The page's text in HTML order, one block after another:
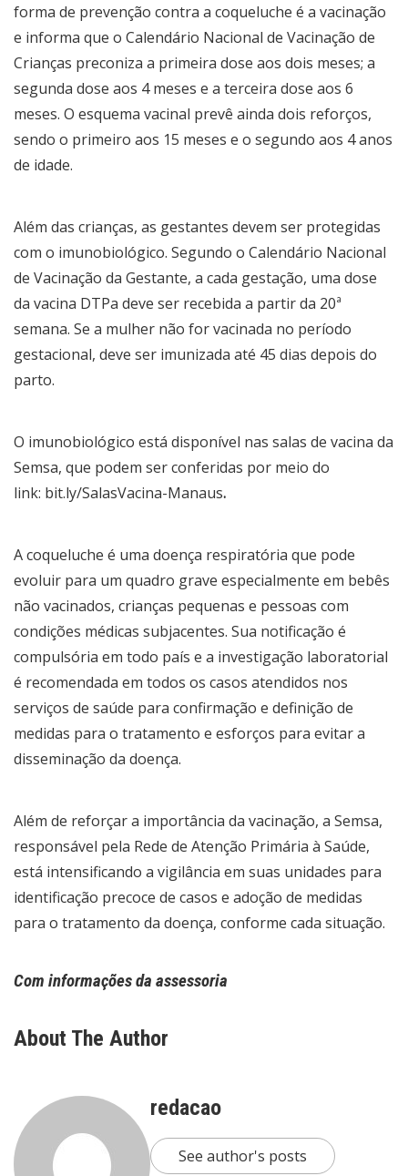
forma de prevenção contra a coqueluche é a vacinação
e informa que o Calendário Nacional de Vacinação de
Crianças preconiza a primeira dose aos dois meses; a
segunda dose aos 4 meses e a terceira dose aos 6
meses. O esquema vacinal prevê ainda dois reforços,
sendo o primeiro aos 15 meses e o segundo aos 4 anos
de idade.
Além das crianças, as gestantes devem ser protegidas
com o imunobiológico. Segundo o Calendário Nacional
de Vacinação da Gestante, a cada gestação, uma dose
da vacina DTPa deve ser recebida a partir da 20ª
semana. Se a mulher não for vacinada no período
gestacional, deve ser imunizada até 45 dias depois do
parto.
O imunobiológico está disponível nas salas de vacina da
Semsa, que podem ser conferidas por meio do
link: bit.ly/SalasVacina-Manaus.
A coqueluche é uma doença respiratória que pode
evoluir para um quadro grave especialmente em bebês
não vacinados, crianças pequenas e pessoas com
condições médicas subjacentes. Sua notificação é
compulsória em todo país e a investigação laboratorial
é recomendada em todos os casos atendidos nos
serviços de saúde para confirmação e definição de
medidas para o tratamento e esforços para evitar a
disseminação da doença.
Além de reforçar a importância da vacinação, a Semsa,
responsável pela Rede de Atenção Primária à Saúde,
está intensificando a vigilância em suas unidades para
identificação precoce de casos e adoção de medidas
para o tratamento da doença, conforme cada situação.
Com informações da assessoria
About The Author
redacao
See author's posts